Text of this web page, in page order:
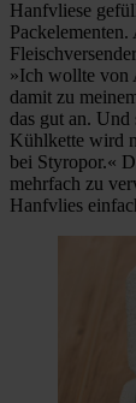
Hanfvliese
»Ich wollte von
damit zu
das gut an. Und
Kühlkette wird
bei Styropor.«
mehrfach zu
Hanfvlies